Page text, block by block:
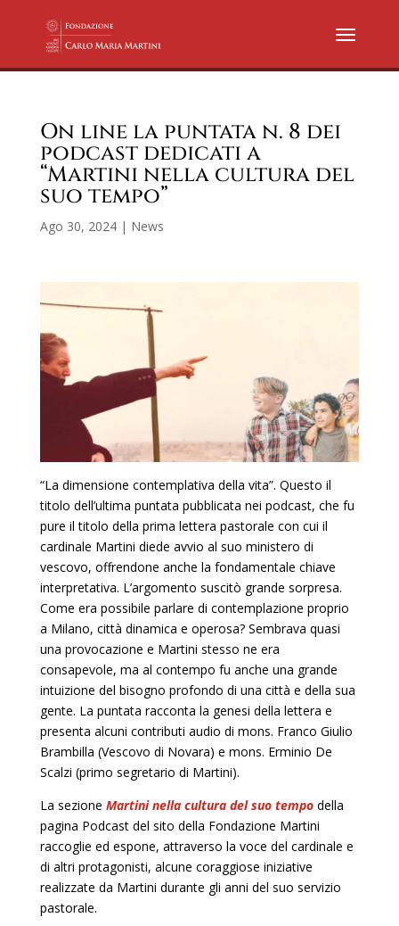
On line la puntata n. 8 dei
podcast dedicati a
“Martini nella cultura del
suo tempo”
Ago 30, 2024| News
“La dimensione contemplativa della vita”. Questo il
titolo dell’ultima puntata pubblicata nei podcast, che fu
pure il titolo della prima lettera pastorale con cui il
cardinale Martini diede avvio al suo ministero di
vescovo, offrendone anche la fondamentale chiave
interpretativa. L’argomento suscitò grande sorpresa.
Come era possibile parlare di contemplazione proprio
a Milano, città dinamica e operosa? Sembrava quasi
una provocazione e Martini stesso ne era
consapevole, ma al contempo fu anche una grande
intuizione del bisogno profondo di una città e della sua
gente. La puntata racconta la genesi della lettera e
presenta alcuni contributi audio di mons. Franco Giulio
Brambilla (Vescovo di Novara) e mons. Erminio De
Scalzi (primo segretario di Martini).
La sezione Martini nella cultura del suo tempodella
pagina Podcast del sito della Fondazione Martini
raccoglie ed espone, attraverso la voce del cardinale e
di altri protagonisti, alcune coraggiose iniziative
realizzate da Martini durante gli anni del suo servizio
pastorale.